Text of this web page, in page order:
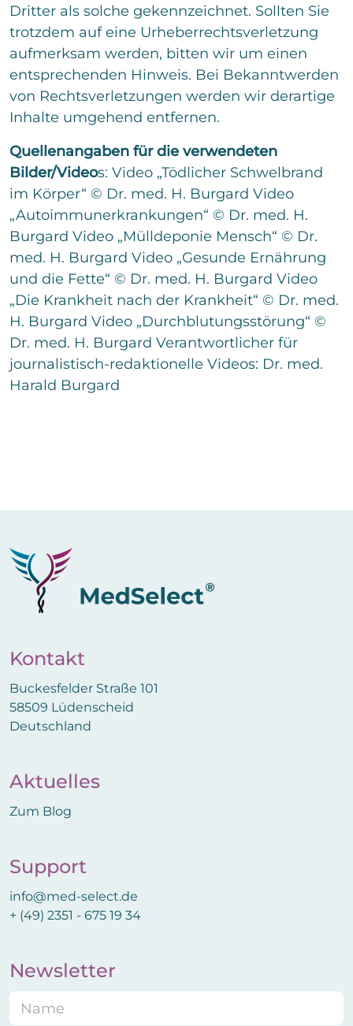
Dritter als solche gekennzeichnet. Sollten Sie
trotzdem auf eine Urheberrechtsverletzung
aufmerksam werden, bitten wir um einen
entsprechenden Hinweis. Bei Bekanntwerden
von Rechtsverletzungen werden wir derartige
Inhalte umgehend entfernen.
Quellenangaben für die verwendeten
Bilder/Videos: Video „Tödlicher Schwelbrand
im Körper“ © Dr. med. H. Burgard Video
„Autoimmunerkrankungen“ © Dr. med. H.
Burgard Video „Mülldeponie Mensch“ © Dr.
med. H. Burgard Video „Gesunde Ernährung
und die Fette“ © Dr. med. H. Burgard Video
„Die Krankheit nach der Krankheit“ © Dr. med.
H. Burgard Video „Durchblutungsstörung“ ©
Dr. med. H. Burgard Verantwortlicher für
journalistisch-redaktionelle Videos: Dr. med.
Harald Burgard
Kontakt
Buckesfelder Straße 101
58509 Lüdenscheid
Deutschland
Aktuelles
Zum Blog
Support
info@med-select.de
+ (49) 2351 - 675 19 34
Newsletter
N